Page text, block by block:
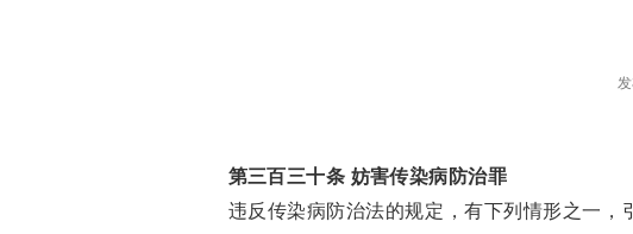
第三百三十条 妨害传染病防治罪
违反传染病防治法的规定，有下列情形之一